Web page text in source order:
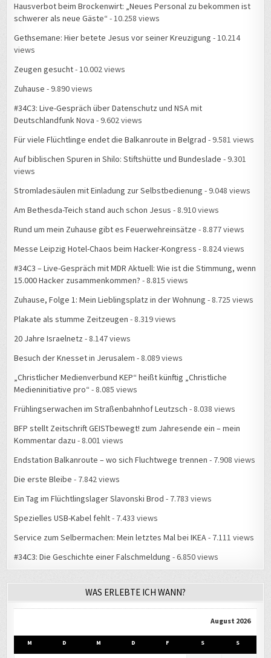
Hausverbot beim Brockenwirt: „Neues Personal zu bekommen ist
schwerer als neue Gäste“ - 10.258 views
Gethsemane: Hier betete Jesus vor seiner Kreuzigung - 10.214
views
Zeugen gesucht- 10.002 views
Zuhause - 9.890 views
#34C3: Live-Gespräch über Datenschutz und NSA mit
Deutschlandfunk Nova - 9.602 views
Für viele Flüchtlinge endet die Balkanroute in Belgrad - 9.581 views
Auf biblischen Spuren in Shilo: Stiftshütte und Bundeslade - 9.301
views
Stromladesäulen mit Einladung zur Selbstbedienung - 9.048 views
Am Bethesda-Teich stand auch schon Jesus - 8.910 views
Rund um mein Zuhause gibt es Feuerwehreinsätze - 8.877 views
Messe Leipzig Hotel-Chaos beim Hacker-Kongress - 8.824 views
#34C3 – Live-Gespräch mit MDR Aktuell: Wie ist die Stimmung, wenn
15.000 Hacker zusammenkommen? - 8.815 views
Zuhause, Folge 1: Mein Lieblingsplatz in der Wohnung - 8.725 views
Plakate als stumme Zeitzeugen - 8.319 views
20 Jahre Israelnetz - 8.147 views
Besuch der Knesset in Jerusalem - 8.089 views
„Christlicher Medienverbund KEP“ heißt künftig „Christliche
Medieninitiative pro“ - 8.085 views
Frühlingserwachen im Straßenbahnhof Leutzsch - 8.038 views
BFP stellt Zeitschrift GEISTbewegt! zum Jahresende ein – mein
Kommentar dazu - 8.001 views
Endstation Balkanroute – wo sich Fluchtwege trennen - 7.908 views
Die erste Bleibe - 7.842 views
Ein Tag im Flüchtlingslager Slavonski Brod - 7.783 views
Spezielles USB-Kabel fehlt- 7.433 views
Service zum Selbermachen: Mein letztes Mal bei IKEA- 7.111 views
#34C3: Die Geschichte einer Falschmeldung - 6.850 views
WAS ERLEBTE ICH WANN?
August 2026
M D M D F S S